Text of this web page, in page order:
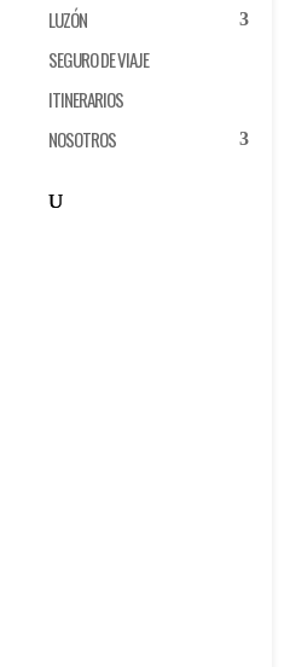
LUZÓN
SEGURO DE VIAJE
ITINERARIOS
NOSOTROS